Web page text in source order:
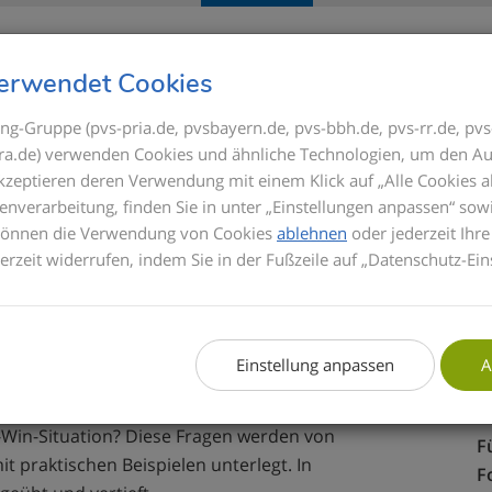
Cookies
Gruppe (pvs-pria.de, pvsbayern.de, pvs-bbh.de, pvs-rr.de,
verwenden Cookies und ähnliche Technologien, um den
deren Verwendung mit einem Klick auf „Alle Cookies
finden Sie in unter „Einstellungen anpassen“
die Verwendung von Cookies ablehnen oder jederzeit
widerrufen, indem Sie in der Fußzeile auf „Datenschutz-
Einstellung anpassen
und offerieren
Leistungen (AVL) eine
AVL-Pakete für die Versicherten zu
ein rechtlich sicheres Vorgehen
Wie gelingt eine saubere Kalkulation der
mit dem Patienten und dessen
Situation? Diese Fragen werden von
praktischen Beispielen unterlegt. In